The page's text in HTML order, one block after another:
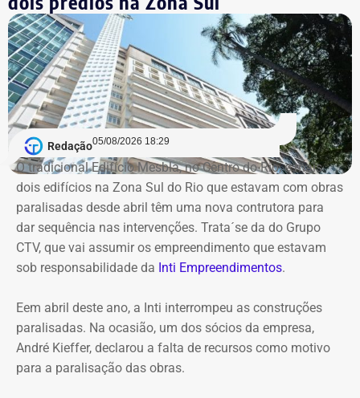
exercida pelo secretário Roberto Leão, que determinou a
realização de uma auditoria completa nas contas e
contratos da autarquia. O prazo estabelecido para
conclusão dos trabalhos é de 60 dias.
Segundo a atual gestão, os levantamentos preliminares
indicam que o instituto vinha sendo utilizado para
descentralizar recursos públicos por meio de
contratações com baixo nível de controle, aproveitando a
maior flexibilidade financeira conferida à natureza
jurídica da autarquia.
COM INFORMAÇÕES DO RJ2/TV GLOBO
Declaração de Lauro Boto em 2026 — Foto: Reprodução/DivulgaCand
Redação05/08/2026 18:29
O tradicional Edifício Mesbla, no Centro do Rio, e mais
dois edifícios na Zona Sul do Rio que estavam com obras
paralisadas desde abril têm uma nova contrutora para
dar sequência nas intervenções. Trata´se da do Grupo
CTV, que vai assumir os empreendimento que estavam
sob responsabilidade da Inti Empreendimentos.
Eem abril deste ano, a Inti interrompeu as construções
paralisadas. Na ocasião, um dos sócios da empresa,
André Kieffer, declarou a falta de recursos como motivo
para a paralisação das obras.